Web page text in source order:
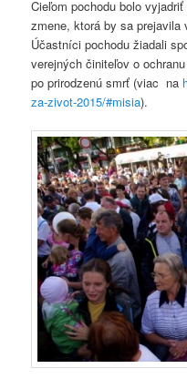
Cieľom pochodu bolo
zmene, ktorá by sa prejavila
Účastníci pochodu žiadali
verejných činiteľov o
po prirodzenú smrť (viac na
za-zivot-2015/#misia).